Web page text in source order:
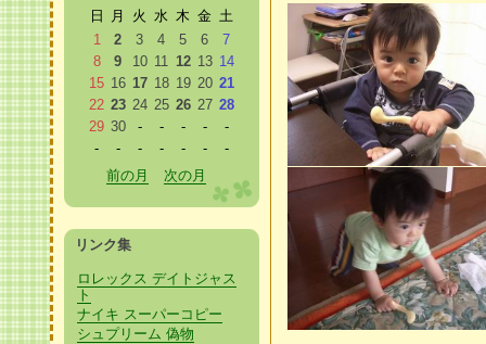
日
月 火 水 木 金 土
1
2 3 4 5 6
7
8
9 10 11 12 13 14
15 16 17 18 19 20 21
22 23 24 25 26 27 28
29 30 - - - -
-
-
- - - - -
-
前の月
次の月
リンク集
ロレックス デイトジャス
ト
ナイキ スーパーコピー
シュプリーム 偽物